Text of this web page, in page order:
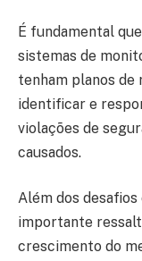
É fundamental
sistemas de
tenham planos
identificar e
violações de
causados.
Além dos desafios
importante
crescimento do